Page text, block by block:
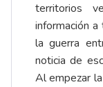
territorios
información
la guerra
noticia de
Al empezar